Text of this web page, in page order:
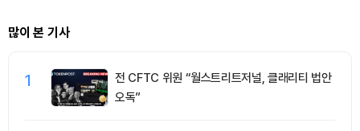
많이 본 기사
1
전 CFTC 위원 “월스트리트저널, 클래리티 법안
오독”